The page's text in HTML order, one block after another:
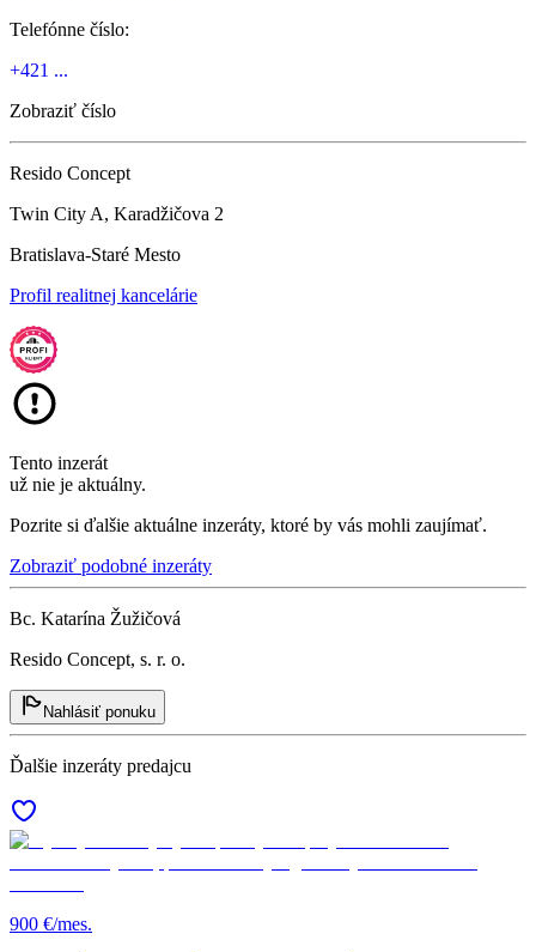
Telefónne číslo:
+421 ...
Zobraziť číslo
Resido Concept
Twin City A, Karadžičova 2
Bratislava-Staré Mesto
Profil realitnej kancelárie
Tento inzerát
už nie je aktuálny.
Pozrite si ďalšie aktuálne inzeráty, ktoré by vás mohli zaujímať.
Zobraziť podobné inzeráty
Bc. Katarína Žužičová
Resido Concept, s. r. o.
Nahlásiť ponuku
Ďalšie inzeráty predajcu
900 €/mes.